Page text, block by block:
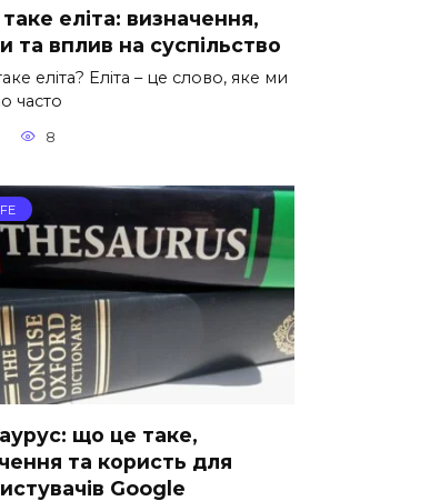
еліта: визначення,
та вплив на суспільство
еліта? Еліта – це слово, яке ми
часто
8
що це таке,
та користь для
Google